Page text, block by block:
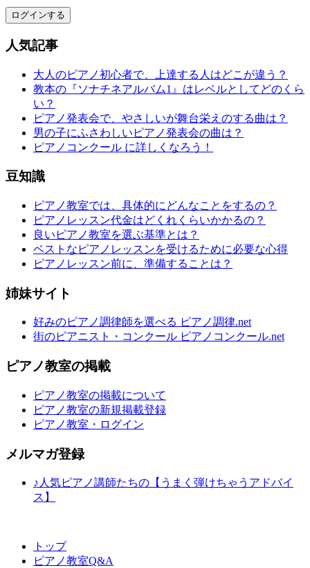
ログインする
人気記事
大人のピアノ初心者で、上達する人はどこが違う？
教本の『ソナチネアルバム1』はレベルとしてどのくら
い？
ピアノ発表会で、やさしいが舞台栄えのする曲は？
男の子にふさわしいピアノ発表会の曲は？
ピアノコンクール に詳しくなろう！
豆知識
ピアノ教室では、具体的にどんなことをするの？
ピアノレッスン代金はどくれくらいかかるの？
良いピアノ教室を選ぶ基準とは？
ベストなピアノレッスンを受けるために必要な心得
ピアノレッスン前に、準備することは？
姉妹サイト
好みのピアノ調律師を選べる ピアノ調律.net
街のピアニスト・コンクール ピアノコンクール.net
ピアノ教室の掲載
ピアノ教室の掲載について
ピアノ教室の新規掲載登録
ピアノ教室・ログイン
メルマガ登録
♪人気ピアノ講師たちの【うまく弾けちゃうアドバイ
ス】
トップ
ピアノ教室Q&A